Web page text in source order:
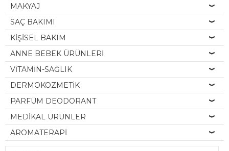
MAKYAJ
SAÇ BAKIMI
KİŞİSEL BAKIM
ANNE BEBEK ÜRÜNLERİ
VİTAMİN-SAĞLIK
DERMOKOZMETİK
PARFÜM DEODORANT
MEDİKAL ÜRÜNLER
AROMATERAPİ